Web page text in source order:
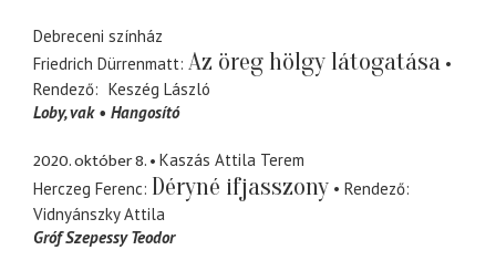
Debreceni színház
Friedrich Dürrenmatt Az öreg hölgy látogatása
Rendező
Keszég László
Loby vak Hangosító
2020. október 8.
Kaszás Attila Terem
Herczeg Ferenc Déryné ifjasszony
Rendező
Vidnyánszky Attila
Gróf Szepessy Teodor